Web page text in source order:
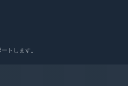
レイ中にスキルストーンで異なるスキル
スキルをアップグレードすることで、
変更することもできる。
トします。